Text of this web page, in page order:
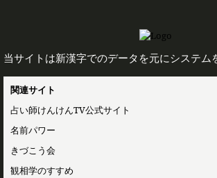
当サイトは新漢字でのデータを元にシステム
関連サイト
占い師けんけんTV公式サイト
名前パワー
きづこう会
観相学のすすめ